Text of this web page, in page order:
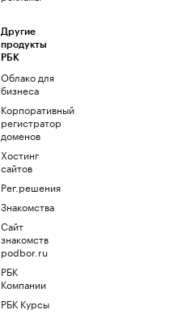
Другие
продукты
РБК
Облако для
бизнеса
Корпоративный
регистратор
доменов
Хостинг
сайтов
Рег.решения
Знакомства
Сайт
знакомств
podbor.ru
РБК
Компании
РБК Курсы